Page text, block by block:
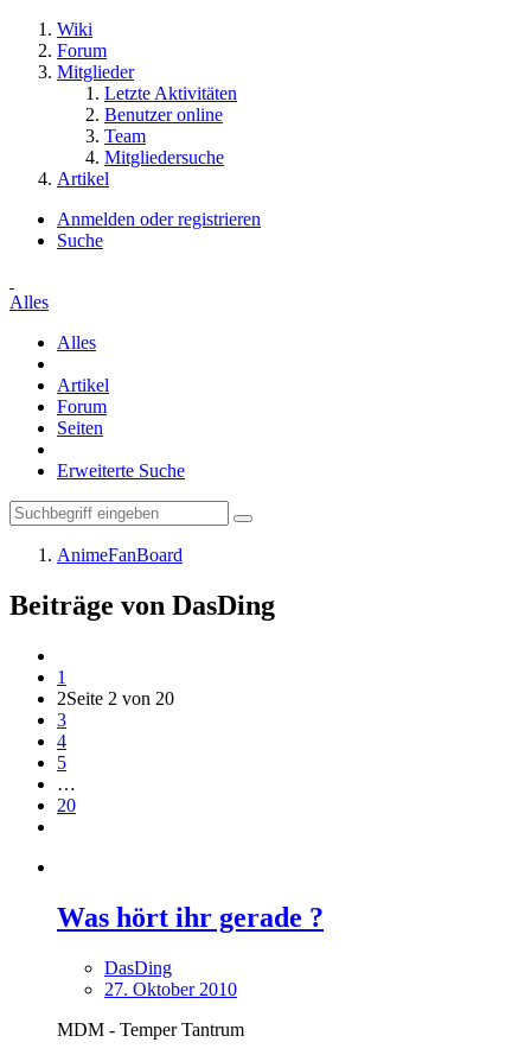
Wiki
Forum
Mitglieder
Letzte Aktivitäten
Benutzer online
Team
Mitgliedersuche
Artikel
Anmelden oder registrieren
Suche
Alles
Alles
Artikel
Forum
Seiten
Erweiterte Suche
AnimeFanBoard
Beiträge von DasDing
1
2Seite 2 von 20
3
4
5
…
20
Was hört ihr gerade ?
DasDing
27. Oktober 2010
MDM - Temper Tantrum